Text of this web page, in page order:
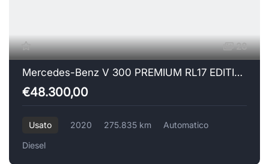
28
Mercedes-Benz V 300 PREMIUM RL17 EDITION
€48.300,00
Usato 2020 275.835 km
Automatico
Diesel